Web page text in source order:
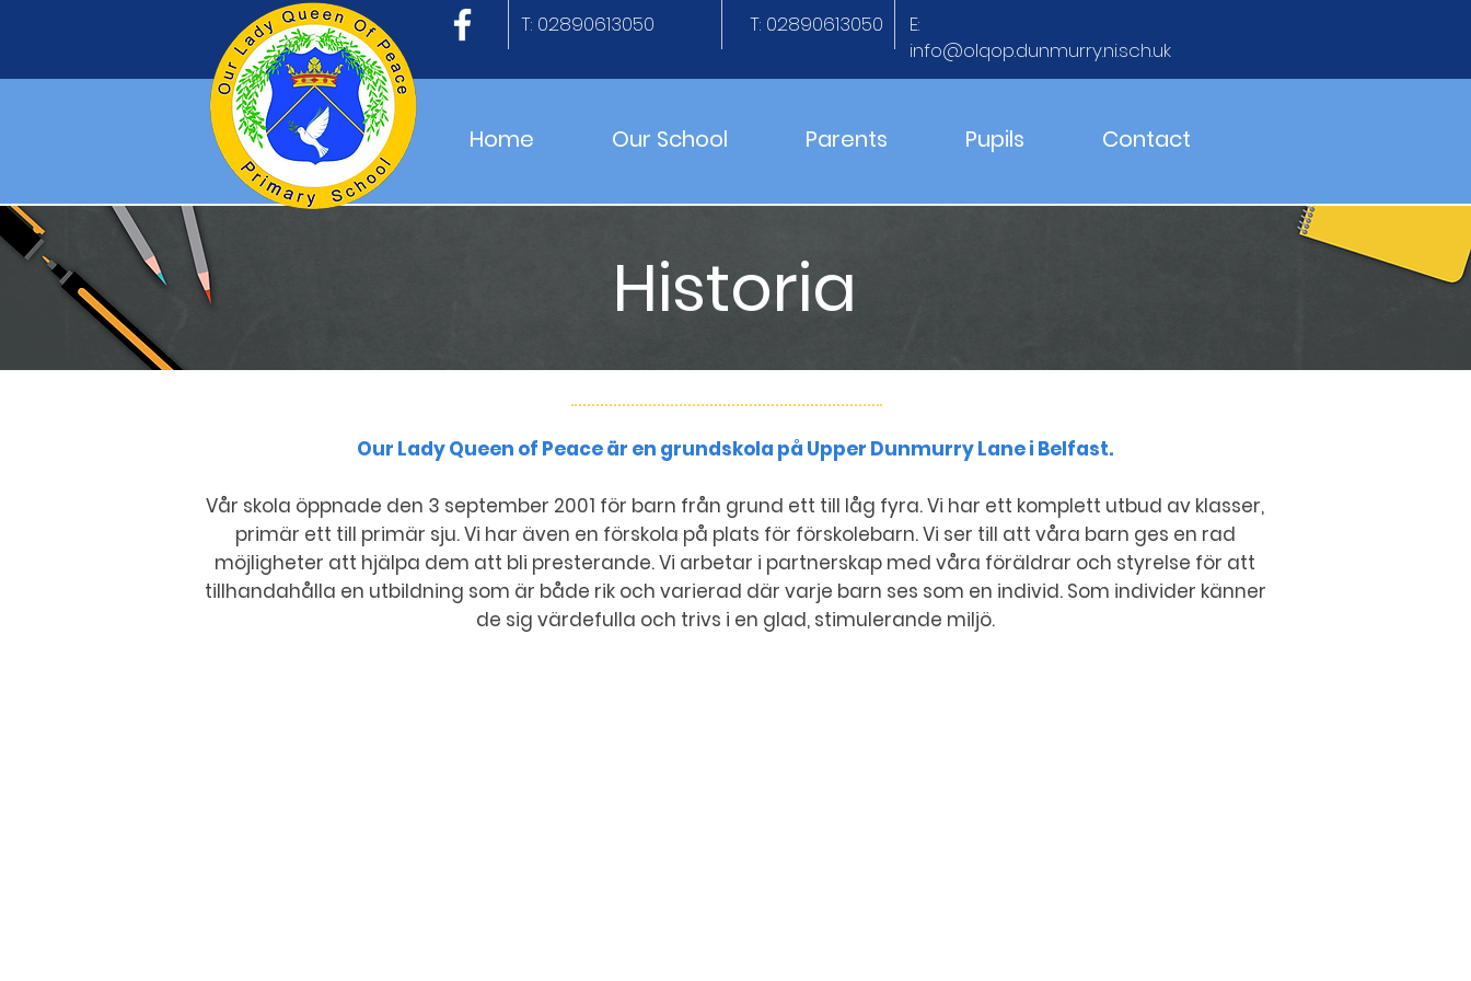
Home Our School Parents Pupils Contact
T: 02890613050 T: 02890613050
E:
info@olqop.dunmurry.ni.sch.uk
Historia
Our Lady Queen of Peace är en grundskola på Upper Dunmurry Lane i Belfast.
Vår skola öppnade den 3 september 2001 för barn från grund ett till låg fyra. Vi har ett komplett utbud av klasser,
primär ett till primär sju. Vi har även en förskola på plats för förskolebarn. Vi ser till att våra barn ges en rad
möjligheter att hjälpa dem att bli presterande. Vi arbetar i partnerskap med våra föräldrar och styrelse för att
tillhandahålla en utbildning som är både rik och varierad där varje barn ses som en individ. Som individer känner
de sig värdefulla och trivs i en glad, stimulerande miljö.